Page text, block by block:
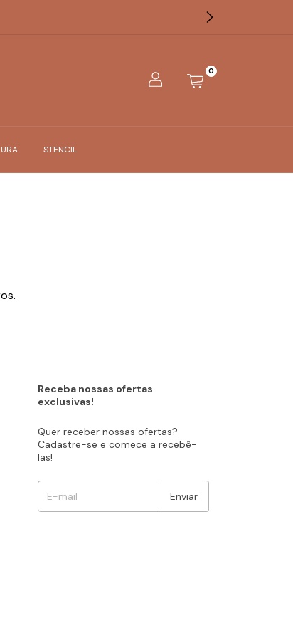
0
STENCIL
Receba nossas ofertas
exclusivas!
Quer receber nossas ofertas?
Cadastre-se e comece a recebê-
las!